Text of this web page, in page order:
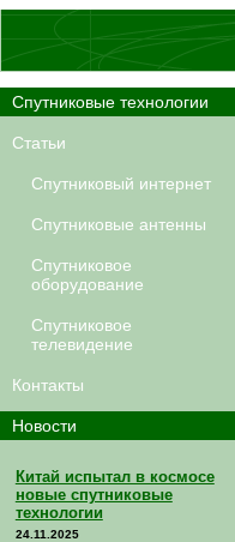
Спутниковые технологии
Статьи
Спутниковый интернет
Спутниковые антенны
Спутниковое
оборудование
Спутниковое
телевидение
Контакты
Новости
Китай испытал в космосе
новые спутниковые
технологии
24.11.2025